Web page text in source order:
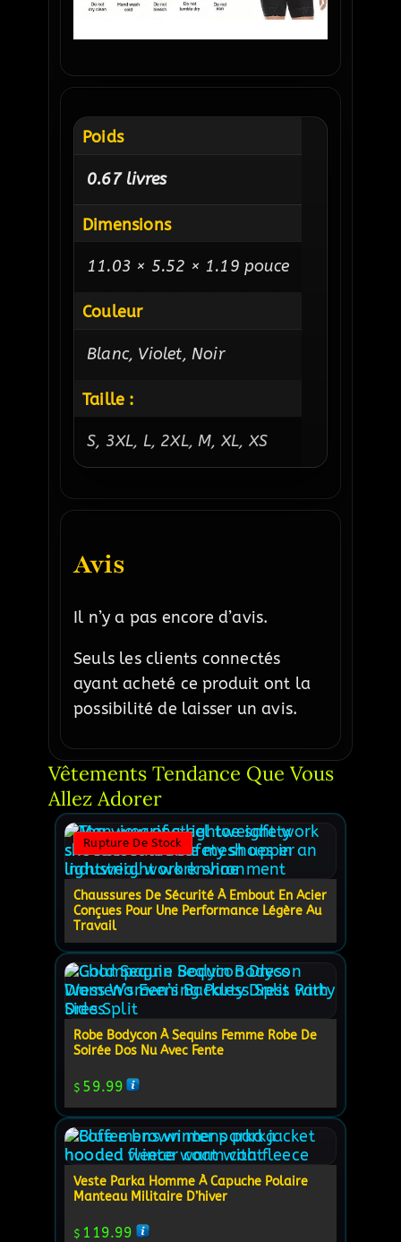
Poids
0.67 livres
Dimensions
11.03 × 5.52 × 1.19 pouce
Couleur
Blanc, Violet, Noir
Taille :
S, 3XL, L, 2XL, M, XL, XS
Avis
Il n’y a pas encore d’avis.
Seuls les clients connectés
ayant acheté ce produit ont la
possibilité de laisser un avis.
Vêtements Tendance Que Vous
Allez Adorer
Rupture De Stock
Chaussures De Sécurité À Embout En Acier
Conçues Pour Une Performance Légère Au
Travail
Robe Bodycon À Sequins Femme Robe De
Soirée Dos Nu Avec Fente
$ 59.99
Veste Parka Homme À Capuche Polaire
Manteau Militaire D’hiver
$ 119.99